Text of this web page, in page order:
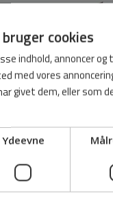
skaber hurtige
Vi ser derfor
skabt et
cookies
indhold, annoncer
med vores
givet dem, eller som
Ydeevne